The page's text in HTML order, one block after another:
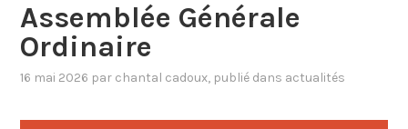
Assemblée Générale
Ordinaire
16 mai 2026 par chantal cadoux, publié dans actualités